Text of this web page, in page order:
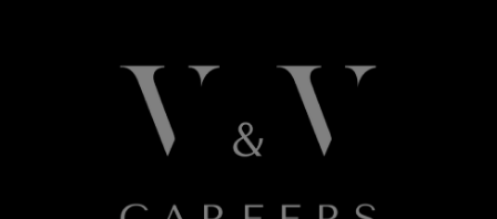
V&V Careers
Goedemorgen 👋